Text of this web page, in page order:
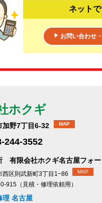
ネット
▶ お問い合わせ
ホクギ
加野7丁目6-32 MAP
244-3552
有限会社ホクギ名古屋フォー
西区則武新町3丁目1−86 MAP
915（見積・修理依頼用）
理 名古屋